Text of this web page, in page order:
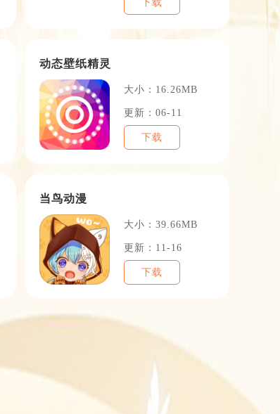
下载
动态壁纸精灵
大小：16.26MB
更新：06-11
下载
当鸟动漫
大小：39.66MB
更新：11-16
下载